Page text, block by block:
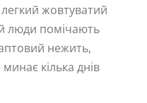
жовтуватий
люди помічають
нежить,
кілька днів